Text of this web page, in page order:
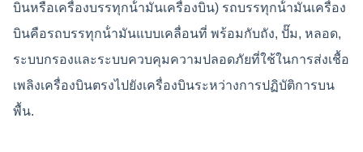
บินหรือเครื่องบรรทุกน้ํามันเครื่องบิน) รถบรรทุกน้ํามันเครื่อง
บินคือรถบรรทุกน้ํามันแบบเคลื่อนที่ พร้อมกับถัง, ปั๊ม, หลอด,
ระบบกรองและระบบควบคุมความปลอดภัยที่ใช้ในการส่งเชื้อ
เพลิงเครื่องบินตรงไปยังเครื่องบินระหว่างการปฏิบัติการบน
พื้น.